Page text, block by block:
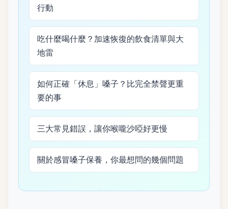
行動
吃什麼喝什麼？加速恢復的飲食清單與大
地雷
如何正確「休息」嗓子？比完全禁聲更重
要的事
三大常見錯誤，讓你喉嚨沙啞好更慢
關於感冒嗓子保養，你最想問的幾個問題